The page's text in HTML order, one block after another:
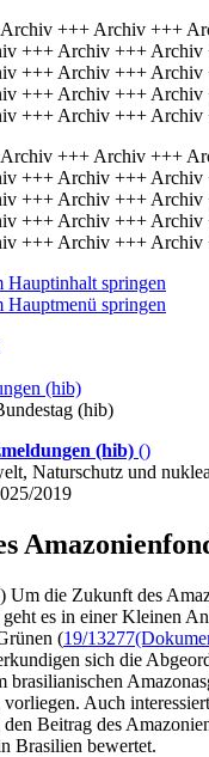
+++ Archiv +++
+++ Archiv +++ Archiv
+++ Archiv +++ Archiv
+++ Archiv +++ Archiv
+++ Archiv +++ Archiv
+++ Archiv +++
+++ Archiv +++ Archiv
+++ Archiv +++ Archiv
+++ Archiv +++ Archiv
+++ Archiv +++ Archiv
Hauptinhalt springen
Hauptmenü springen
(hib)
(hib)
(hib) ()
Naturschutz und
2019
die Zukunft des
es in einer Kleinen
(19/13277
sich die
brasilianischen
vorliegen. Auch
Beitrag des
Brasilien bewertet.